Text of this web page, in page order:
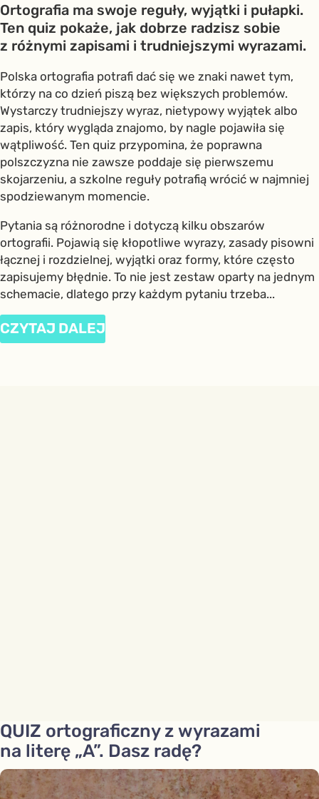
Ortografia ma swoje reguły, wyjątki i pułapki.
Ten quiz pokaże, jak dobrze radzisz sobie
z różnymi zapisami i trudniejszymi wyrazami.
Polska ortografia potrafi dać się we znaki nawet tym,
którzy na co dzień piszą bez większych problemów.
Wystarczy trudniejszy wyraz, nietypowy wyjątek albo
zapis, który wygląda znajomo, by nagle pojawiła się
wątpliwość. Ten quiz przypomina, że poprawna
polszczyzna nie zawsze poddaje się pierwszemu
skojarzeniu, a szkolne reguły potrafią wrócić w najmniej
spodziewanym momencie.
Pytania są różnorodne i dotyczą kilku obszarów
ortografii. Pojawią się kłopotliwe wyrazy, zasady pisowni
łącznej i rozdzielnej, wyjątki oraz formy, które często
zapisujemy błędnie. To nie jest zestaw oparty na jednym
schemacie, dlatego przy każdym pytaniu trzeba...
CZYTAJ DALEJ
QUIZ ortograficzny z wyrazami
na literę „A”. Dasz radę?